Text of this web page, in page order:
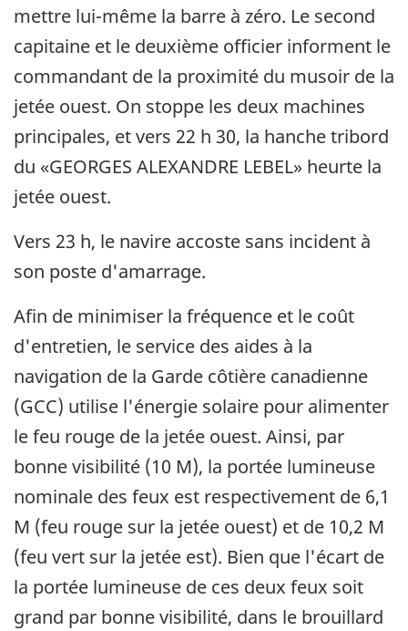
mettre lui-même la barre à zéro. Le second
capitaine et le deuxième officier informent le
commandant de la proximité du musoir de la
jetée ouest. On stoppe les deux machines
principales, et vers 22 h 30, la hanche tribord
du «GEORGES ALEXANDRE LEBEL» heurte la
jetée ouest.
Vers 23 h, le navire accoste sans incident à
son poste d'amarrage.
Afin de minimiser la fréquence et le coût
d'entretien, le service des aides à la
navigation de la Garde côtière canadienne
(GCC) utilise l'énergie solaire pour alimenter
le feu rouge de la jetée ouest. Ainsi, par
bonne visibilité (10 M), la portée lumineuse
nominale des feux est respectivement de 6,1
M (feu rouge sur la jetée ouest) et de 10,2 M
(feu vert sur la jetée est). Bien que l'écart de
la portée lumineuse de ces deux feux soit
grand par bonne visibilité, dans le brouillard